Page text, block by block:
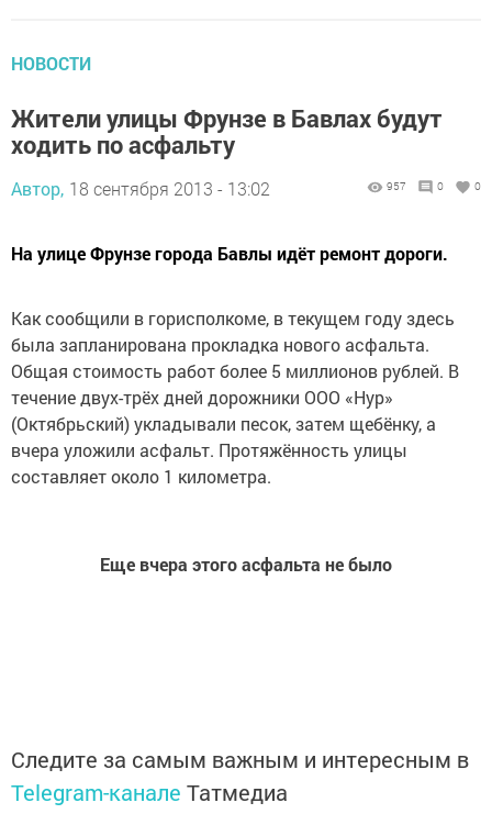
НОВОСТИ
Жители улицы Фрунзе в Бавлах будут
ходить по асфальту
Автор, 18 сентября 2013 - 13:02 957 0 0
На улице Фрунзе города Бавлы идёт ремонт дороги.
Как сообщили в горисполкоме, в текущем году здесь
была запланирована прокладка нового асфальта.
Общая стоимость работ более 5 миллионов рублей. В
течение двух-трёх дней дорожники ООО «Нур»
(Октябрьский) укладывали песок, затем щебёнку, а
вчера уложили асфальт. Протяжённость улицы
составляет около 1 километра.
Еще вчера этого асфальта не было
Следите за самым важным и интересным в
Telegram-канале Татмедиа